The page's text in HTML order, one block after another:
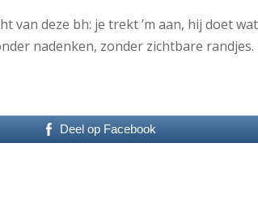
van deze bh: je trekt ’m aan, hij doet
nadenken, zonder zichtbare randjes.
Deel op Facebook